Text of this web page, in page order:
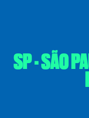
SP - SÃO